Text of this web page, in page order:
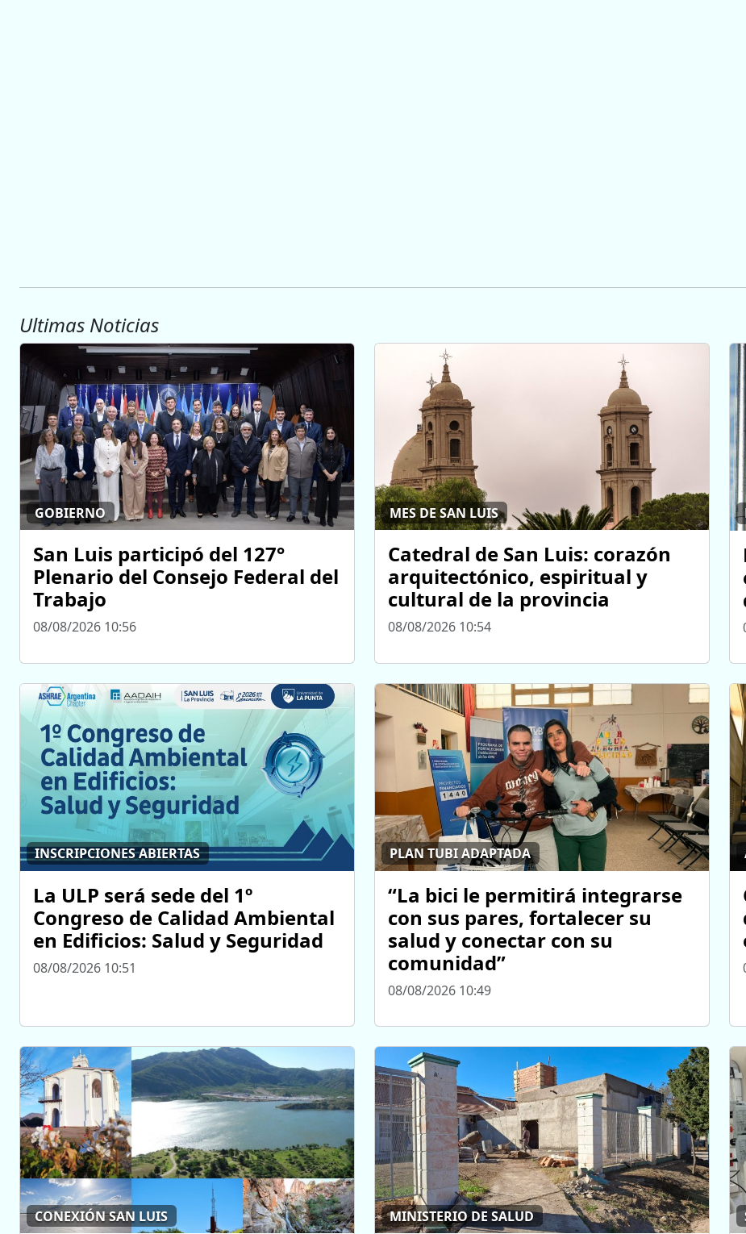
Ultimas Noticias
GOBIERNO
San Luis participó del 127°
Plenario del Consejo Federal del
Trabajo
08/08/2026 10:56
MES DE SAN LUIS
Catedral de San Luis: corazón
arquitectónico, espiritual y
cultural de la provincia
08/08/2026 10:54
INSCRIPCIONES ABIERTAS
La ULP será sede del 1º
Congreso de Calidad Ambiental
en Edificios: Salud y Seguridad
08/08/2026 10:51
PLAN TUBI ADAPTADA
“La bici le permitirá integrarse
con sus pares, fortalecer su
salud y conectar con su
comunidad”
08/08/2026 10:49
CONEXIÓN SAN LUIS MINISTERIO DE SALUD